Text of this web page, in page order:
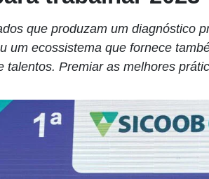
que produzam um diagnóstico
um ecossistema que fornece
talentos. Premiar as melhores